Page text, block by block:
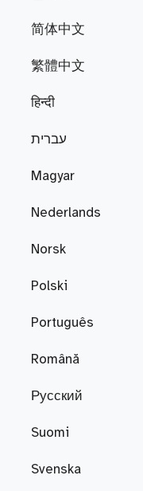
简体中文
繁體中文
हिन्दी
עברית
Magyar
Nederlands
Norsk
Polski
Português
Română
Русский
Suomi
Svenska